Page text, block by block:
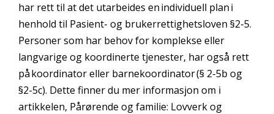
har rett til at det utarbeides en individuell plan i
henhold til Pasient- og brukerrettighetsloven §2-5.
Personer som har behov for komplekse eller
langvarige og koordinerte tjenester, har også rett
på koordinator eller barnekoordinator (§ 2-5b og
§2-5c). Dette finner du mer informasjon om i
artikkelen, Pårørende og familie: Lovverk og